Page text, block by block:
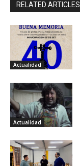
RELATED ARTICLES
Actualidad
Actualidad